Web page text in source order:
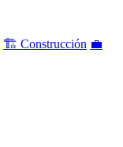
🏗️ Construcción 💼